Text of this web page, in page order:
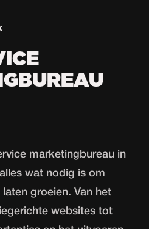
marketingbureau in
wat nodig is om
groeien. Van het
websites tot